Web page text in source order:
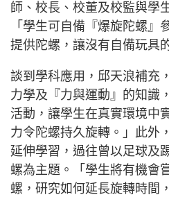
師、校長、校董及校監與學
「學生可自備『爆旋陀螺』
提供陀螺，讓沒有自備玩具
談到學科應用，邱天浪補充
力學及『力與運動』的知識
活動，讓學生在真實環境中
力令陀螺持久旋轉。」此外
延伸學習，過往曾以足球及
螺為主題。「學生將有機會
螺，研究如何延長旋轉時間